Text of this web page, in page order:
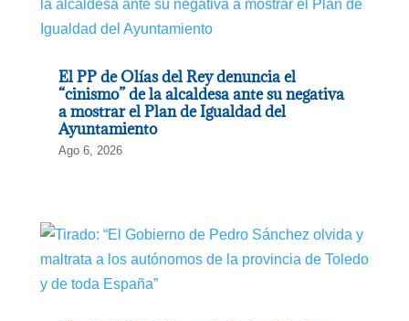
El PP de Olías del Rey denuncia el
“cinismo” de la alcaldesa ante su negativa
a mostrar el Plan de Igualdad del
Ayuntamiento
Ago 6, 2026